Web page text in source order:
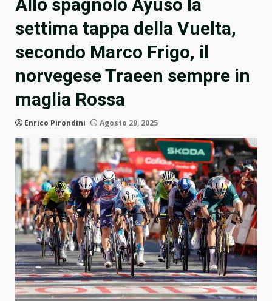
Allo spagnolo Ayuso la
settima tappa della Vuelta,
secondo Marco Frigo, il
norvegese Traeen sempre in
maglia Rossa
Enrico Pirondini Agosto 29, 2025